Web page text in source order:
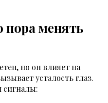
пора менять
но он влияет на
усталость глаз.
сигналы: